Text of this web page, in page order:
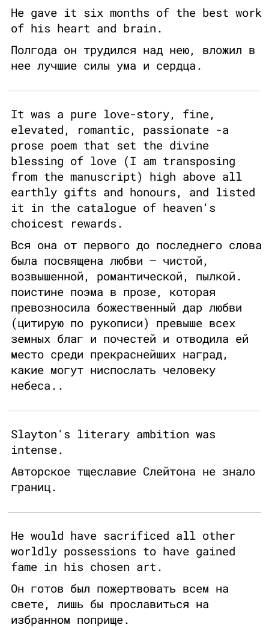
He gave it six months of the best work
of his heart and brain.
Полгода он трудился над нею, вложил в
нее лучшие силы ума и сердца.
It was a pure love-story, fine,
elevated, romantic, passionate -a
prose poem that set the divine
blessing of love (I am transposing
from the manuscript) high above all
earthly gifts and honours, and listed
it in the catalogue of heaven's
choicest rewards.
Вся она от первого до последнего слова
была посвящена любви – чистой,
возвышенной, романтической, пылкой.
поистине поэма в прозе, которая
превозносила божественный дар любви
(цитирую по рукописи) превыше всех
земных благ и почестей и отводила ей
место среди прекраснейших наград,
какие могут ниспослать человеку
небеса..
Slayton's literary ambition was
intense.
Авторское тщеславие Слейтона не знало
границ.
He would have sacrificed all other
worldly possessions to have gained
fame in his chosen art.
Он готов был пожертвовать всем на
свете, лишь бы прославиться на
избранном поприще.